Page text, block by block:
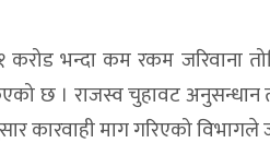
करोड भन्दा कम रकम जरिवाना
छ । राजस्व चुहावट अनुसन्धान
कारवाही माग गरिएको विभागले